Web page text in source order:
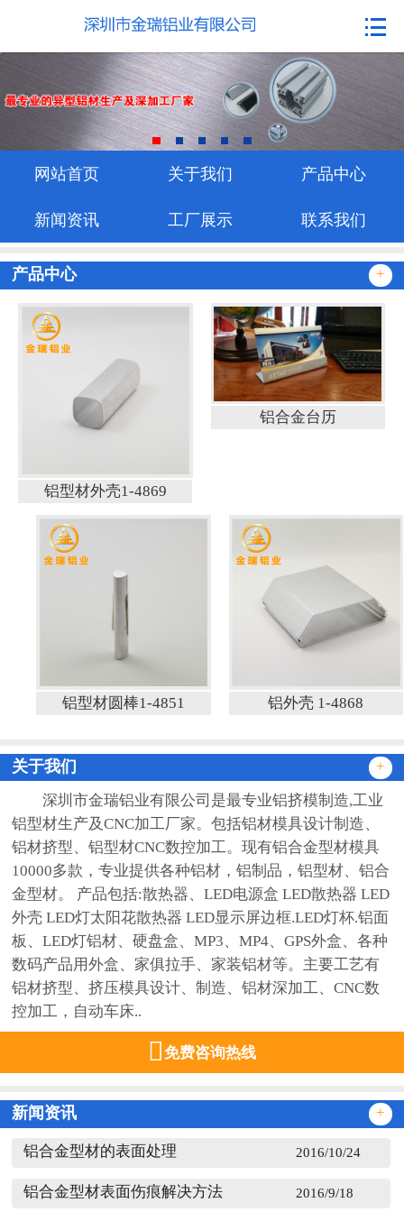
关于我们
产品中心
网站首页 关于我们 产品中心
新闻资讯 工厂展示 联系我们
产品中心 +
铝型材外壳1-4869
铝合金台历
铝型材圆棒1-4851 铝外壳 1-4868
关于我们 +
深圳市金瑞铝业有限公司是最专业铝挤模制造,工业
铝型材生产及CNC加工厂家。包括铝材模具设计制造、
铝材挤型、铝型材CNC数控加工。现有铝合金型材模具
10000多款，专业提供各种铝材，铝制品，铝型材、铝合
金型材。 产品包括:散热器、LED电源盒 LED散热器 LED
外壳 LED灯太阳花散热器 LED显示屏边框.LED灯杯.铝面
板、LED灯铝材、硬盘盒、MP3、MP4、GPS外盒、各种
数码产品用外盒、家俱拉手、家装铝材等。主要工艺有
铝材挤型、挤压模具设计、制造、铝材深加工、CNC数
控加工，自动车床..
免费咨询热线
新闻资讯 +
2016/10/24
铝合金型材的表面处理
2016/9/18
铝合金型材表面伤痕解决方法